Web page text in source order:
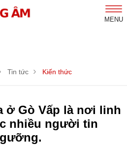
MENU
Tin tức Kiến thức
ở Gò Vấp là nơi linh
nhiều người tin